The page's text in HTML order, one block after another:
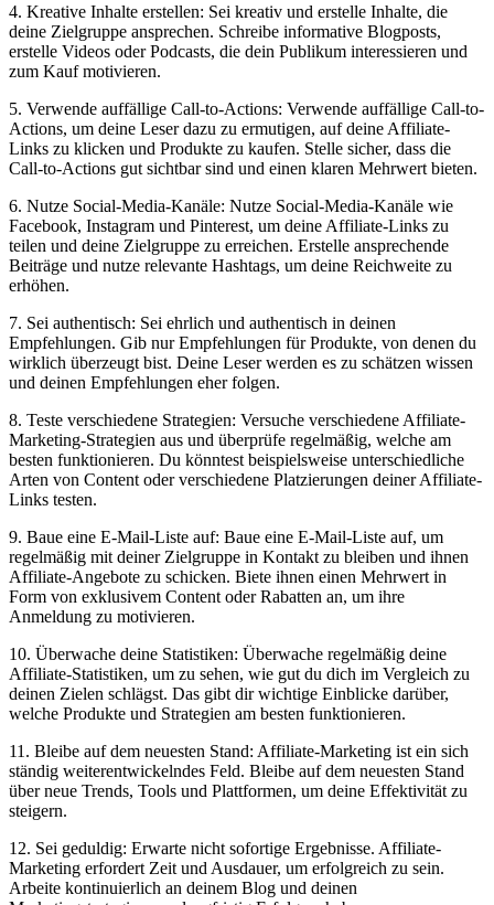
4. Kreative Inhalte erstellen: Sei kreativ und erstelle Inhalte, die
⁣deine Zielgruppe ansprechen. Schreibe informative Blogposts,
erstelle Videos oder Podcasts, die dein Publikum interessieren und
zum Kauf​ motivieren.
5. Verwende⁣ auffällige Call-to-Actions: Verwende auffällige Call-to-
Actions, um deine Leser dazu zu ermutigen, auf deine Affiliate-
Links zu⁢ klicken und ‍Produkte zu kaufen. Stelle sicher, dass die
Call-to-Actions gut sichtbar sind und einen klaren‍ Mehrwert bieten.
6. Nutze Social-Media-Kanäle: Nutze Social-Media-Kanäle ‍wie
Facebook,⁣ Instagram und Pinterest, um‌ deine Affiliate-Links zu ​
teilen und deine Zielgruppe zu⁢ erreichen. Erstelle ansprechende
Beiträge und nutze ⁣relevante Hashtags, um ‌deine Reichweite zu
erhöhen.
7. Sei ⁣authentisch: Sei ehrlich und authentisch in deinen
Empfehlungen. Gib nur Empfehlungen für Produkte, von denen du
⁣wirklich überzeugt ⁣bist. Deine Leser werden es zu schätzen wissen
und deinen Empfehlungen‍ eher ⁣folgen.
8. Teste verschiedene Strategien: Versuche verschiedene Affiliate-
Marketing-Strategien aus und⁤ überprüfe regelmäßig, welche am
besten funktionieren. Du könntest beispielsweise unterschiedliche
Arten von⁣ Content oder verschiedene Platzierungen‍ deiner Affiliate-
Links testen.
9. Baue eine E-Mail-Liste‍ auf:⁢ Baue eine⁣ E-Mail-Liste auf, um
‍regelmäßig​ mit deiner Zielgruppe in Kontakt zu bleiben‍ und ihnen
Affiliate-Angebote zu schicken. Biete ihnen einen Mehrwert‍ in
Form von exklusivem Content oder Rabatten ⁣an, um ⁤ihre
Anmeldung zu motivieren.
10. Überwache deine Statistiken: Überwache regelmäßig deine
Affiliate-Statistiken, um zu sehen, wie gut du dich im Vergleich zu
deinen Zielen schlägst. Das gibt dir wichtige Einblicke darüber,
welche Produkte und Strategien ⁣am besten funktionieren.
11. Bleibe auf dem neuesten Stand: Affiliate-Marketing ist ein sich
ständig weiterentwickelndes Feld. Bleibe auf dem neuesten ⁢Stand
über neue Trends, Tools und Plattformen, um deine Effektivität zu
steigern.
12. Sei geduldig: Erwarte nicht sofortige Ergebnisse. Affiliate-
Marketing erfordert Zeit und Ausdauer, ‍um erfolgreich zu​ sein.
Arbeite‍ kontinuierlich an deinem Blog und deinen